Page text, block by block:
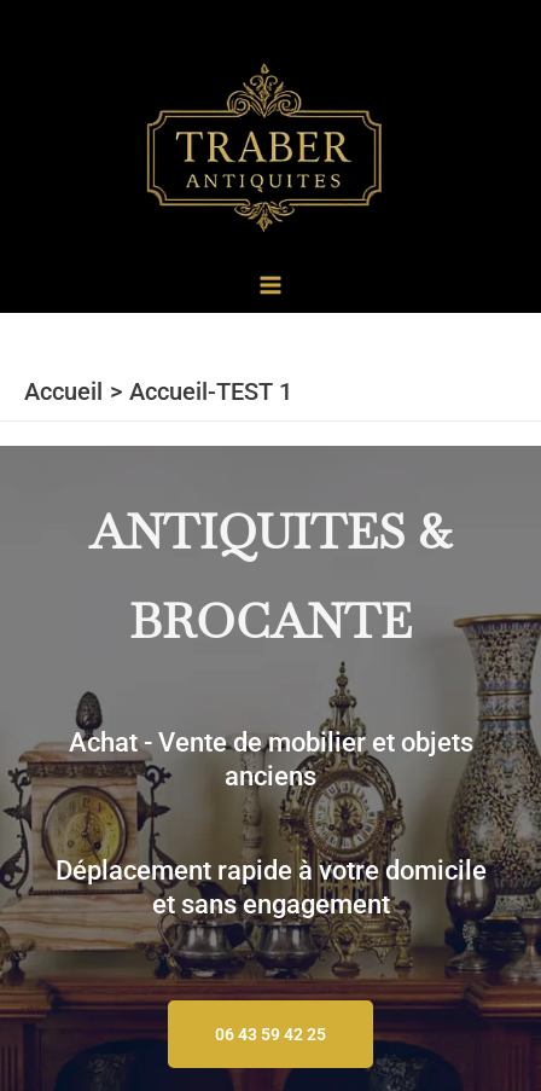
Accueil Accueil-TEST 1
ANTIQUITES &
BROCANTE
Achat - Vente de mobilier et objets
anciens
Déplacement rapide à votre domicile
et sans engagement
06 43 59 42 25